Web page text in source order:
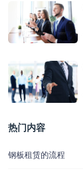
热门内容
钢板租赁的流程